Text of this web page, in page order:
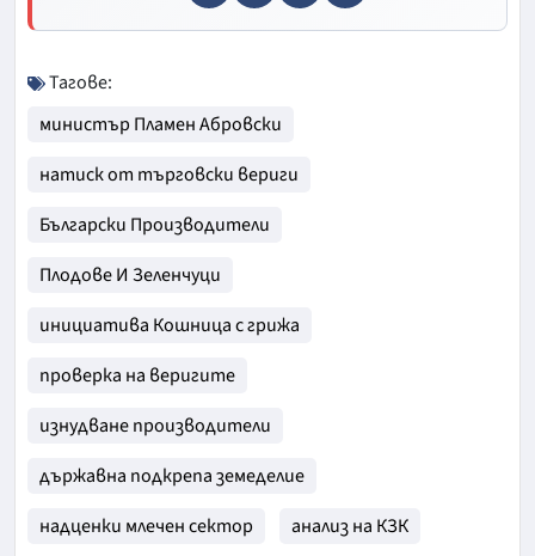
Тагове:
министър Пламен Абровски
натиск от търговски вериги
Български Производители
Плодове И Зеленчуци
инициатива Кошница с грижа
проверка на веригите
изнудване производители
държавна подкрепа земеделие
надценки млечен сектор
анализ на КЗК